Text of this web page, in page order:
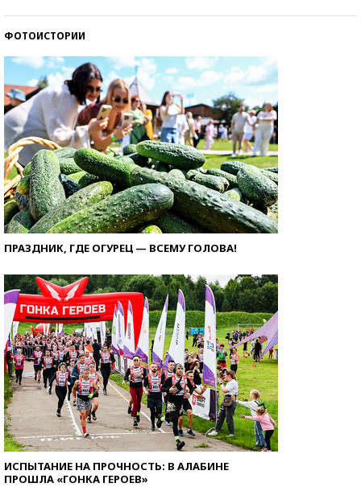
ФОТОИСТОРИИ
ПРАЗДНИК, ГДЕ ОГУРЕЦ — ВСЕМУ ГОЛОВА!
ИСПЫТАНИЕ НА ПРОЧНОСТЬ: В АЛАБИНЕ
ПРОШЛА «ГОНКА ГЕРОЕВ»